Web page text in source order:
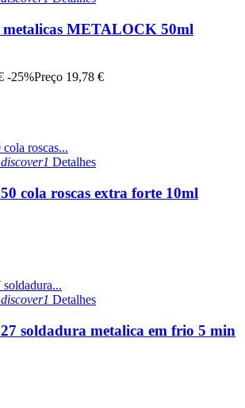
METALOCK 50ml
-25%Preço 19,78 €
discover1 Detalhes
cola roscas extra forte 10ml
discover1 Detalhes
soldadura metalica em frio 5 min